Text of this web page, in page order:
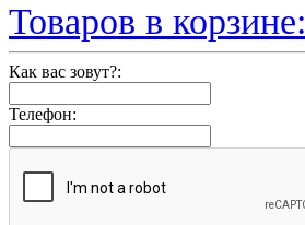
Товаров в корзине:
Как вас зовут?:
Телефон: